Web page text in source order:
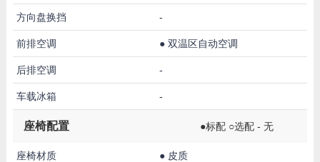
方向盘换挡 -
前排空调 ● 双温区自动空调
后排空调 -
车载冰箱 -
座椅配置 ●标配 ○选配 - 无
座椅材质 ● 皮质